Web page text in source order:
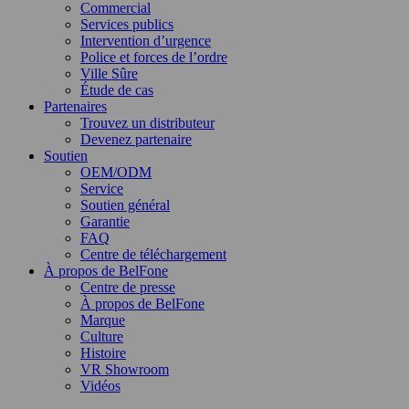
Commercial
Services publics
Intervention d’urgence
Police et forces de l’ordre
Ville Sûre
Étude de cas
Partenaires
Trouvez un distributeur
Devenez partenaire
Soutien
OEM/ODM
Service
Soutien général
Garantie
FAQ
Centre de téléchargement
À propos de BelFone
Centre de presse
À propos de BelFone
Marque
Culture
Histoire
VR Showroom
Vidéos